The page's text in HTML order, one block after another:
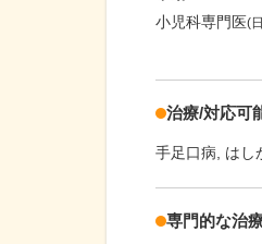
小児科専門医(
治療/対応可
手足口病 はし
専門的な治